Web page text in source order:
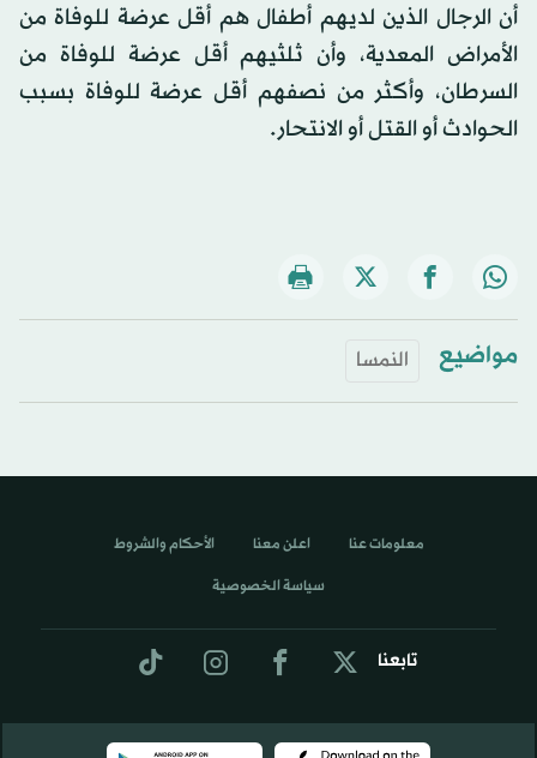
أن الرجال الذين لديهم أطفال هم أقل عرضة للوفاة من
الأمراض المعدية، وأن ثلثيهم أقل عرضة للوفاة من
السرطان، وأكثر من نصفهم أقل عرضة للوفاة بسبب
الحوادث أو القتل أو الانتحار.
مواضيع النمسا
تابعنا
معلومات عنا اعلن معنا الأحكام والشروط
سياسة الخصوصية